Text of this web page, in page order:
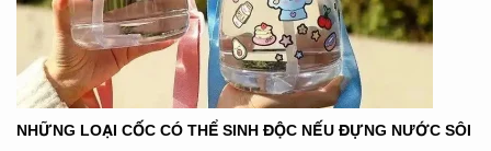
NHỮNG LOẠI CỐC CÓ THỂ SINH ĐỘC NẾU ĐỰNG NƯỚC SÔI